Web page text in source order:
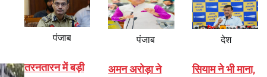
पंजाब
तरनतारन में बड़ी
पंजाब
अमन अरोड़ा ने
देश
सियाम ने भी माना,